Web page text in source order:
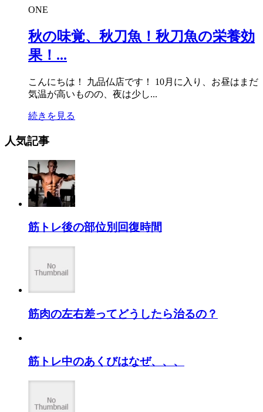
ONE
秋の味覚、秋刀魚！秋刀魚の栄養効
果！...
こんにちは！ 九品仏店です！ 10月に入り、お昼はまだ
気温が高いものの、夜は少し...
続きを見る
人気記事
筋トレ後の部位別回復時間
筋肉の左右差ってどうしたら治るの？
筋トレ中のあくびはなぜ、、、